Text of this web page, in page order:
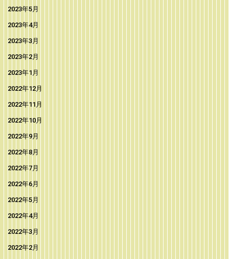
2023年5月
2023年4月
2023年3月
2023年2月
2023年1月
2022年12月
2022年11月
2022年10月
2022年9月
2022年8月
2022年7月
2022年6月
2022年5月
2022年4月
2022年3月
2022年2月